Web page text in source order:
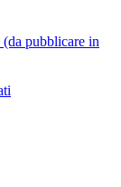
pubblicare in